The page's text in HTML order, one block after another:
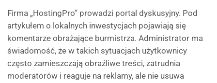
Firma „HostingPro” prowadzi portal dyskusyjny. Pod
artykułem o lokalnych inwestycjach pojawiają się
komentarze obrażające burmistrza. Administrator ma
świadomość, że w takich sytuacjach użytkownicy
często zamieszczają obraźliwe treści, zatrudnia
moderatorów i reaguje na reklamy, ale nie usuwa